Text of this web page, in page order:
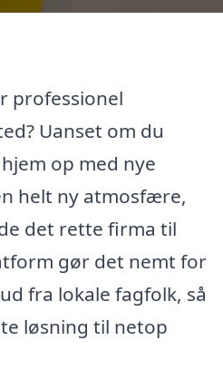
professionel
Uanset om du
op med nye
helt ny atmosfære,
det rette firma til
gør det nemt for
fra lokale fagfolk, så
løsning til netop